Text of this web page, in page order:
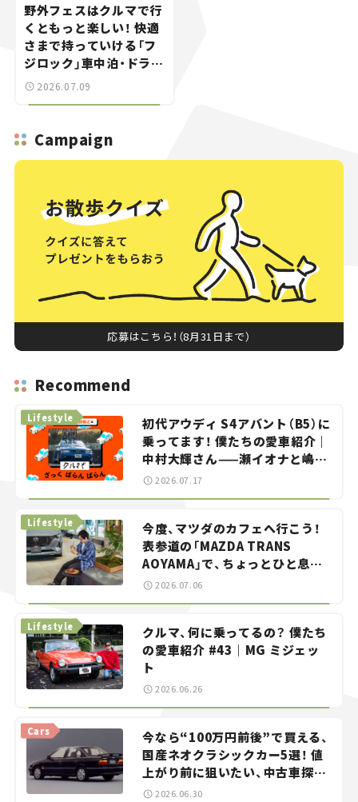
野外フェスはクルマで行
くともっと楽しい！ 快適
さまで持っていける「フ
ジロック」車中泊・ドライ
ブガイド。
2026.07.09
Campaign
応募はこちら！（8月31日まで）
Recommend
初代アウディ S4アバント（B5）に
乗ってます！ 僕たちの愛車紹介｜
中村大輝さん——瀬イオナと嶋田
智之の「クルマでざっくばらんば
Lifestyle
2026.07.17
今度、マツダのカフェへ行こう！
表参道の「MAZDA TRANS
AOYAMA」で、ちょっとひと息。
——連載｜CCGとクルマでどうす
Lifestyle
2026.07.06
クルマ、何に乗ってるの？ 僕たち
の愛車紹介 #43｜MG ミジェッ
ト
Lifestyle
2026.06.26
今なら“100万円前後”で買える、
国産ネオクラシックカー5選！ 値
上がり前に狙いたい、中古車探し
をお手伝い――ちょっとイケてるマ
Cars
2026.06.30